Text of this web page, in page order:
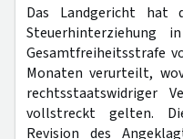
Das Landgericht hat
Steuerhinterziehung
Gesamtfreiheitsstrafe
Monaten verurteilt,
rechtsstaatswidriger
vollstreckt gelten.
Revision des